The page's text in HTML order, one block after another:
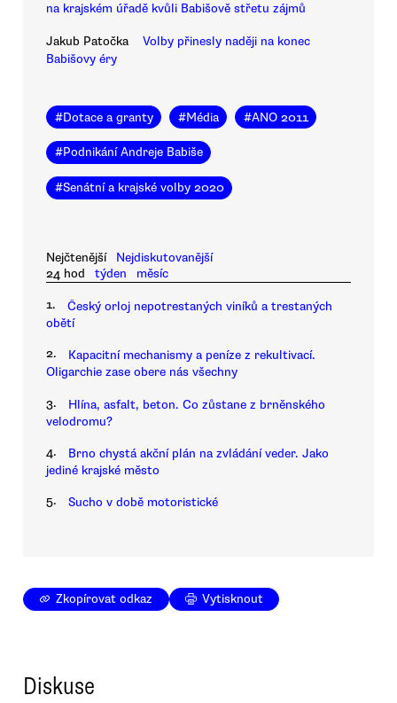
na krajském úřadě kvůli Babišově střetu zájmů
Jakub Patočka
Volby přinesly naději na konec
Babišovy éry
#Dotace a granty #Média #ANO 2011
#Podnikání Andreje Babiše
#Senátní a krajské volby 2020
Nejčtenější
Nejdiskutovanější
24 hod
týden měsíc
1.
Český orloj nepotrestaných viníků a trestaných
obětí
2.
Kapacitní mechanismy a peníze z rekultivací.
Oligarchie zase obere nás všechny
3.
Hlína, asfalt, beton. Co zůstane z brněnského
velodromu?
4.
Brno chystá akční plán na zvládání veder. Jako
jediné krajské město
5. Sucho v době motoristické
Zkopírovat odkaz Vytisknout
Diskuse